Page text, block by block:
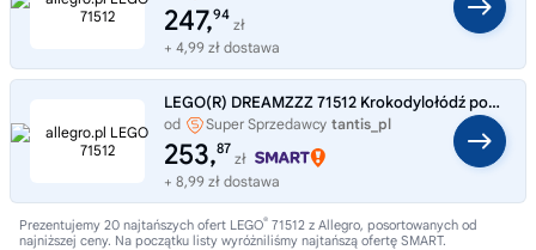
247,94
zł
+ 4,99 zł dostawa
LEGO(R) DREAMZZZ 71512 Krokodylołódź podwodna
od Super Sprzedawcy tantis_pl
253,87
zł
+ 8,99 zł dostawa
Prezentujemy 20 najtańszych ofert LEGO® 71512 z Allegro, posortowanych od
najniższej ceny. Na początku listy wyróżniliśmy najtańszą ofertę SMART.